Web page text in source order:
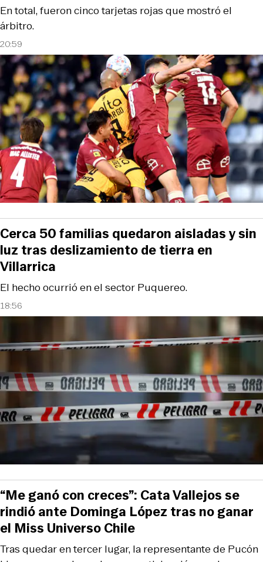
20:59
En total, fueron cinco tarjetas rojas que mostró el
árbitro.
18:56
El hecho ocurrió en el sector Puquereo.
Cerca 50 familias quedaron aisladas y sin
luz tras deslizamiento de tierra en
Villarrica
Tras quedar en tercer lugar, la representante de Pucón
“Me ganó con creces”: Cata Vallejos se
rindió ante Dominga López tras no ganar
el Miss Universo Chile